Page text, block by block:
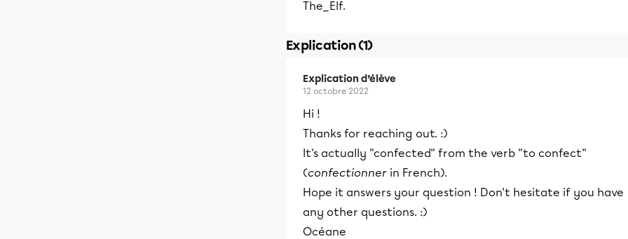
The_Elf.
Explication (1)
Explication d’élève
12 octobre 2022
Hi !
Thanks for reaching out. :)
It's actually "confected" from the verb "to confect"
(confectionner in French).
Hope it answers your question ! Don't hesitate if you have
any other questions. :)
Océane